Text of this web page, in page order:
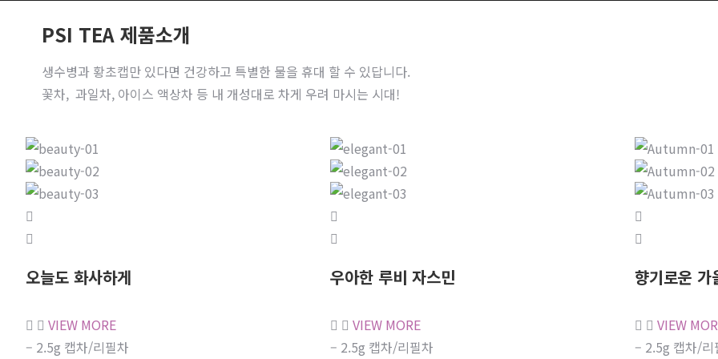
PSI TEA 제품소개
생수병과 황초캡만 있다면 건강하고 특별한 물을 휴대 할 수 있답니다.
꽃차, 과일차, 아이스 액상차 등 내 개성대로 차게 우려 마시는 시대!
오늘도 화사하게
VIEW MORE
– 2.5g 캡차/리필차
우아한 루비 자스민
VIEW MORE
– 2.5g 캡차/리필차
향기로운 가
VIEW
– 2.5g 캡차/리